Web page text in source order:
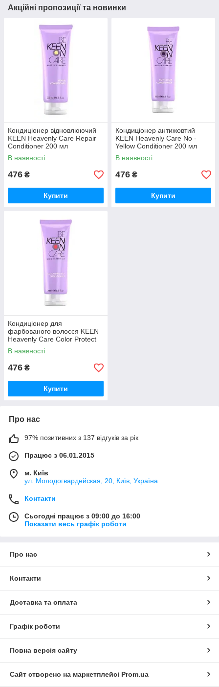
Акційні пропозиції та новинки
Кондиціонер відновлюючий
KEEN Heavenly Care Repair
Conditioner 200 мл
В наявності
476 ₴
Купити
Кондиціонер антижовтий
KEEN Heavenly Care No -
Yellow Conditioner 200 мл
В наявності
476 ₴
Купити
Кондиціонер для
фарбованого волосся KEEN
Heavenly Care Color Protect
Conditioner 200 мл
В наявності
476 ₴
Купити
Про нас
97% позитивних з 137 відгуків за рік
Працює з 06.01.2015
м. Київ
ул. Молодогвардейская, 20, Київ, Україна
Контакти
Сьогодні працює з 09:00 до 16:00
Показати весь графік роботи
Про нас
Контакти
Доставка та оплата
Графік роботи
Повна версія сайту
Сайт створено на маркетплейсі Prom.ua